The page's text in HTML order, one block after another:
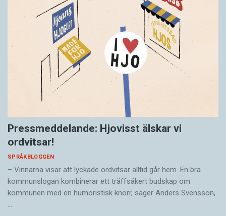
Pressmeddelande: Hjovisst älskar vi
ordvitsar!
SPRÅKBLOGGEN
– Vinnarna visar att lyckade ordvitsar alltid går hem. En bra
kommunslogan kombinerar ett träffsäkert budskap om
kommunen med en humoristisk knorr, säger Anders Svensson,
…